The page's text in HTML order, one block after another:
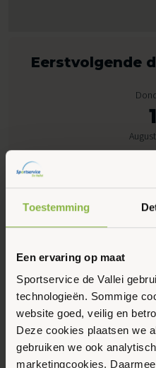
Toestemming
Een ervaring op maat
Sportservice de Vallei
technologieën. Sommige
website goed, veilig en
Deze cookies plaatsen we
gebruiken we ook
marketingcookies.
Eerstvolgende
Gerelateerde